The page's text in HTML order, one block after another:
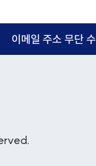
이메일 주소 무단